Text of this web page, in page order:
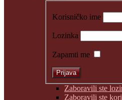
Korisničko ime
Lozinka
Zapamti me
Zaboravili ste
Zaboravili ste